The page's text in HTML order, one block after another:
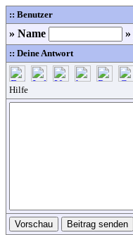
:: Benutzer
» Name »
:: Deine Antwort
Hilfe